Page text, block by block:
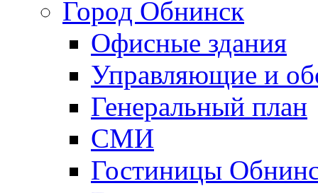
Город Обнинск
Офисные здания
Управляющие и
Генеральный план
СМИ
Гостиницы